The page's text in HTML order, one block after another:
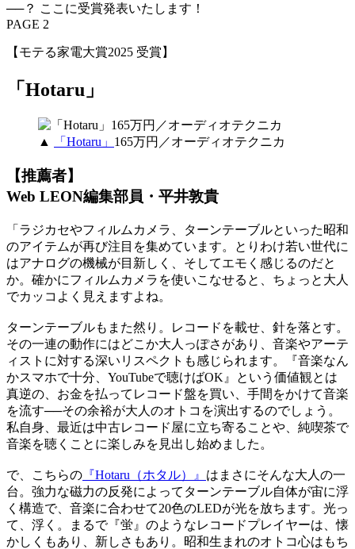
──？ ここに受賞発表いたします！
PAGE 2
【モテる家電大賞2025 受賞】
「Hotaru」
▲ 「Hotaru」 165万円／オーディオテクニカ
【推薦者】
Web LEON編集部員・平井敦貴
「ラジカセやフィルムカメラ、ターンテーブルといった昭和
のアイテムが再び注目を集めています。とりわけ若い世代に
はアナログの機械が目新しく、そしてエモく感じるのだと
か。確かにフィルムカメラを使いこなせると、ちょっと大人
でカッコよく見えますよね。
ターンテーブルもまた然り。レコードを載せ、針を落とす。
その一連の動作にはどこか大人っぽさがあり、音楽やアーテ
ィストに対する深いリスペクトも感じられます。『音楽なん
かスマホで十分、YouTubeで聴けばOK』という価値観とは
真逆の、お金を払ってレコード盤を買い、手間をかけて音楽
を流す──その余裕が大人のオトコを演出するのでしょう。
私自身、最近は中古レコード屋に立ち寄ることや、純喫茶で
音楽を聴くことに楽しみを見出し始めました。
で、こちらの 『Hotaru（ホタル）』 はまさにそんな大人の一
台。強力な磁力の反発によってターンテーブル自体が宙に浮
く構造で、音楽に合わせて20色のLEDが光を放ちます。光っ
て、浮く。まるで『蛍』のようなレコードプレイヤーは、懐
かしくもあり、新しさもあり。昭和生まれのオトコ心はもち